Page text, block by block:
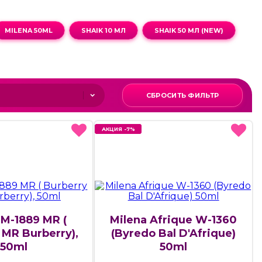
MILENA 50ML SHAIK 10 МЛ SHAIK 50 МЛ (NEW)
СБРОСИТЬ ФИЛЬТР
1889 MR (
Burberry),
50ml
АКЦИЯ -7%
Milena Afrique W-1360
(Byredo Bal D'Afrique)
50ml
АКЦИЯ -7%